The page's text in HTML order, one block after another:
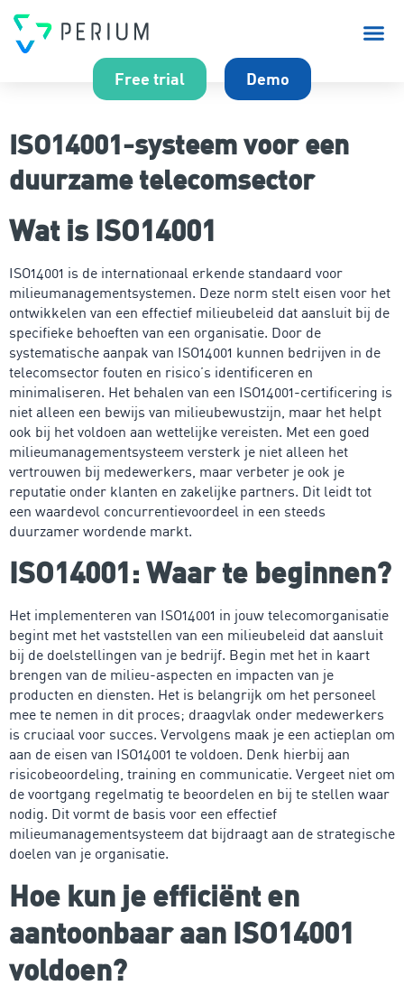
Free trial Demo
ISO14001-systeem voor een
duurzame telecomsector
Wat is ISO14001
ISO14001 is de internationaal erkende standaard voor
milieumanagementsystemen. Deze norm stelt eisen voor het
ontwikkelen van een effectief milieubeleid dat aansluit bij de
specifieke behoeften van een organisatie. Door de
systematische aanpak van ISO14001 kunnen bedrijven in de
telecomsector fouten en risico’s identificeren en
minimaliseren. Het behalen van een ISO14001-certificering is
niet alleen een bewijs van milieubewustzijn, maar het helpt
ook bij het voldoen aan wettelijke vereisten. Met een goed
milieumanagementsysteem versterk je niet alleen het
vertrouwen bij medewerkers, maar verbeter je ook je
reputatie onder klanten en zakelijke partners. Dit leidt tot
een waardevol concurrentievoordeel in een steeds
duurzamer wordende markt.
ISO14001: Waar te beginnen?
Het implementeren van ISO14001 in jouw telecomorganisatie
begint met het vaststellen van een milieubeleid dat aansluit
bij de doelstellingen van je bedrijf. Begin met het in kaart
brengen van de milieu-aspecten en impacten van je
producten en diensten. Het is belangrijk om het personeel
mee te nemen in dit proces; draagvlak onder medewerkers
is cruciaal voor succes. Vervolgens maak je een actieplan om
aan de eisen van ISO14001 te voldoen. Denk hierbij aan
risicobeoordeling, training en communicatie. Vergeet niet om
de voortgang regelmatig te beoordelen en bij te stellen waar
nodig. Dit vormt de basis voor een effectief
milieumanagementsysteem dat bijdraagt aan de strategische
doelen van je organisatie.
Hoe kun je efficiënt en
aantoonbaar aan ISO14001
voldoen?